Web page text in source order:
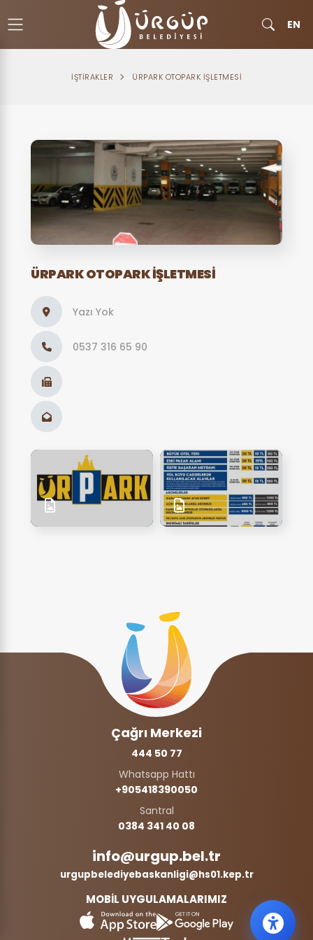
EN
İŞTIRAKLER ÜRPARK OTOPARK İŞLETMESI
ÜRPARK OTOPARK İŞLETMESI
Yazı Yok
0537 316 65 90
Çağrı Merkezi
444 50 77
Whatsapp Hattı
+905418390050‬
Santral
0384 341 40 08
info@urgup.bel.tr
urgupbelediyebaskanligi@hs01.kep.tr
MOBİL UYGULAMALARIMIZ